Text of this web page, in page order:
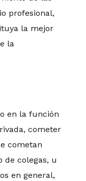
profesional,
la mejor
la
en la función
cometer
cometan
de colegas, u
en general,